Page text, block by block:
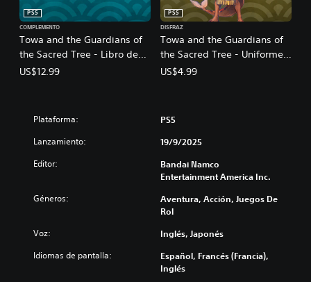
Towa and the Guardians of
the Sacred Tree - Libro de
arte digital y banda sonora
PS5
COMPLEMENTO
US$12.99
Towa and the Guardians of
the Sacred Tree - Uniformes
de los guardianes
PS5
DISFRAZ
US$4.99
Plataforma: PS5
Lanzamiento: 19/9/2025
Editor:
Bandai Namco
Entertainment America Inc.
Géneros:
Aventura, Acción, Juegos De
Rol
Voz: Inglés, Japonés
Idiomas de pantalla:
Español, Francés (Francia),
Inglés